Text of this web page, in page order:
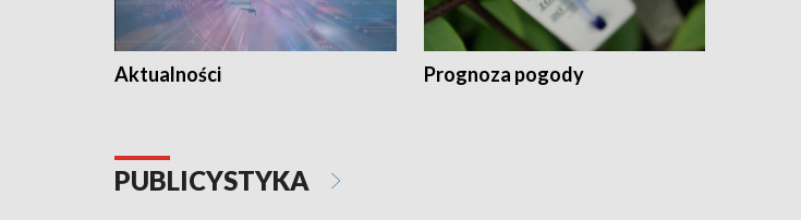
Aktualności Prognoza pogody
PUBLICYSTYKA